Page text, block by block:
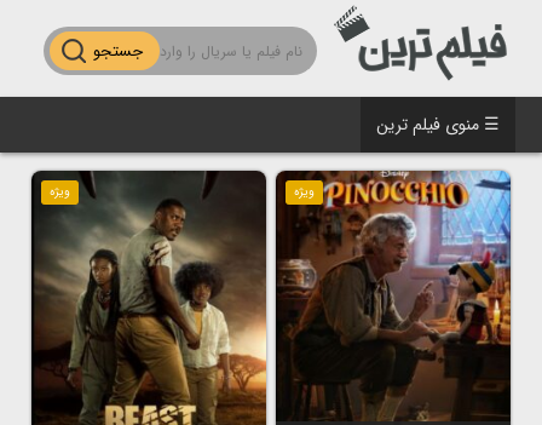
جستجو
☰ منوی فیلم ترین
ویژه ویژه